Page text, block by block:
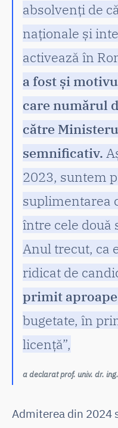
absolvenți de
naționale și
activează în
a fost și
care numărul
către
semnificativ.
2023, suntem
suplimentarea
între cele două
Anul trecut, ca
ridicat de
primit
bugetate, în
licență”,
a declarat prof. univ. dr.
Admiterea din 2024